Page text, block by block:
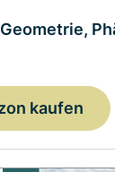
kaufen